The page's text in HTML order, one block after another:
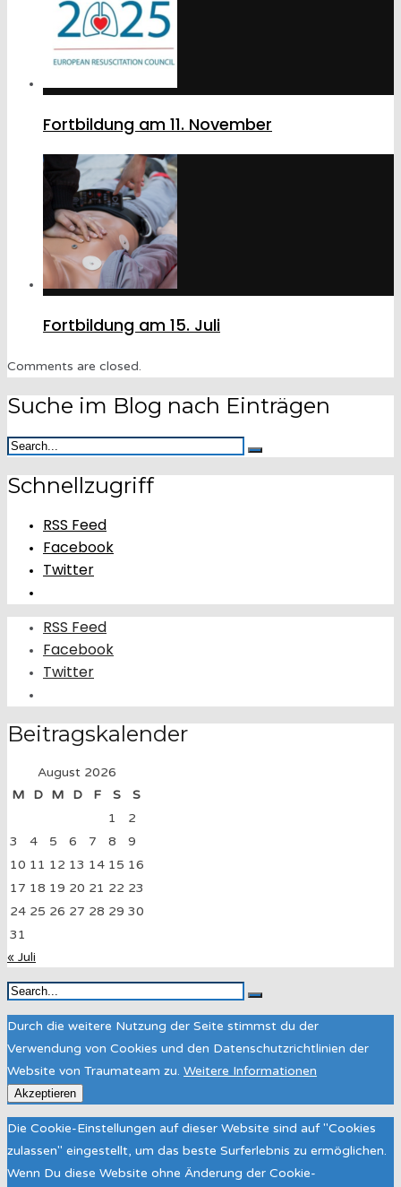
Fortbildung am 11. November
Fortbildung am 15. Juli
Comments are closed.
Suche im Blog nach Einträgen
Schnellzugriff
RSS Feed
Facebook
Twitter
RSS Feed
Facebook
Twitter
Beitragskalender
August 2026
M
D M D F S
S
1
2
3
4 5 6 7 8
9
10 11 12 13 14 15 16
17 18 19 20 21 22 23
24 25 26 27 28 29 30
31
« Juli
Durch die weitere Nutzung der Seite stimmst du der
Verwendung von Cookies und den Datenschutzrichtlinien der
Website von Traumateam zu. Weitere Informationen
Akzeptieren
Die Cookie-Einstellungen auf dieser Website sind auf "Cookies
zulassen" eingestellt, um das beste Surferlebnis zu ermöglichen.
Wenn Du diese Website ohne Änderung der Cookie-